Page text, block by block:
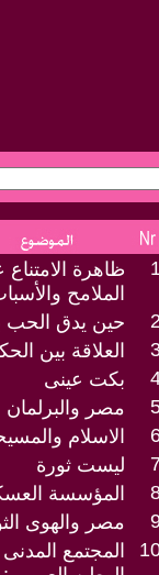
ظاهرة
الملامح
حين يدق الحب
العلاقة بين
بكت عينى
مصر والبرلمان
الاسلام
ليست ثورة
المؤسسة
مصر والهوى
المجتمع